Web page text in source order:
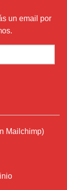
un email por
Mailchimp)